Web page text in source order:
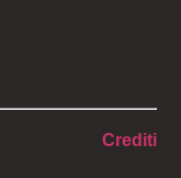
Crediti